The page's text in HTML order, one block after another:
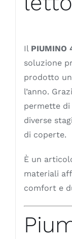
Il PIUMINO
soluzione
prodotto
l’anno.
permette
diverse
di coperte.
È un
materiali
comfort e